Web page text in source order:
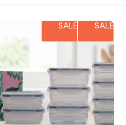
SALE
SALE